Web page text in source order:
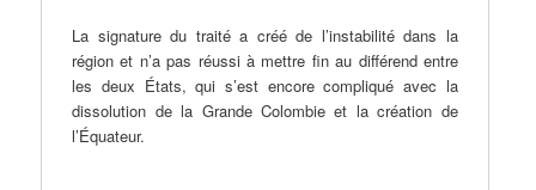
La signature du traité a créé de l’instabilité dans la
région et n’a pas réussi à mettre fin au différend entre
les deux États, qui s’est encore compliqué avec la
dissolution de la Grande Colombie et la création de
l’Équateur.